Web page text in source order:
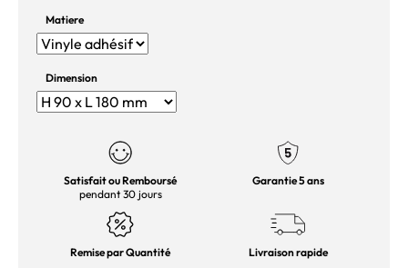
Matiere
Dimension
Satisfait ou Remboursé
pendant 30 jours
Garantie 5 ans
Remise par Quantité Livraison rapide